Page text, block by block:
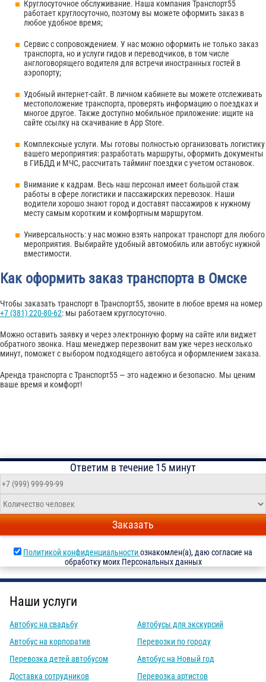
Круглосуточное обслуживание. Наша компания Транспорт55
работает круглосуточно, поэтому вы можете оформить заказ в
любое удобное время;
Сервис с сопровождением. У нас можно оформить не только заказ
транспорта, но и услуги гидов и переводчиков, в том числе
англоговорящего водителя для встречи иностранных гостей в
аэропорту;
Удобный интернет-сайт. В личном кабинете вы можете отслеживать
местоположение транспорта, проверять информацию о поездках и
многое другое. Также доступно мобильное приложение: ищите на
сайте ссылку на скачивание в App Store.
Комплексные услуги. Мы готовы полностью организовать логистику
вашего мероприятия: разработать маршруты, оформить документы
в ГИБДД и МЧС, рассчитать тайминг поездки с учетом остановок.
Внимание к кадрам. Весь наш персонал имеет большой стаж
работы в сфере логистики и пассажирских перевозок. Наши
водители хорошо знают город и доставят пассажиров к нужному
месту самым коротким и комфортным маршрутом.
Универсальность: у нас можно взять напрокат транспорт для любого
мероприятия. Выбирайте удобный автомобиль или автобус нужной
вместимости.
Как оформить заказ транспорта в Омске
Чтобы заказать транспорт в Транспорт55, звоните в любое время на номер
+7 (381) 220-80-62: мы работаем круглосуточно.
Можно оставить заявку и через электронную форму на сайте или виджет
обратного звонка. Наш менеджер перезвонит вам уже через несколько
минут, поможет с выбором подходящего автобуса и оформлением заказа.
Аренда транспорта с Транспорт55 — это надежно и безопасно. Мы ценим
ваше время и комфорт!
Ответим в течение 15 минут
Заказать
Политикой конфиденциальностиознакомлен(а), даю согласие на
обработку моих Персональных данных
Наши услуги
Автобус на свадьбу
Автобус на корпоратив
Перевозка детей автобусом
Доставка сотрудников
Автобусы для экскурсий
Перевозки по городу
Автобус на Новый год
Перевозка артистов